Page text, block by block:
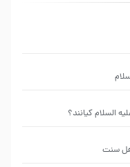
‌السلام کیانند؟
سنت